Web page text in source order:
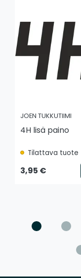
JOEN TUKKUTIIMI
4H lisä paino
Tilattava tuote
3,95 €